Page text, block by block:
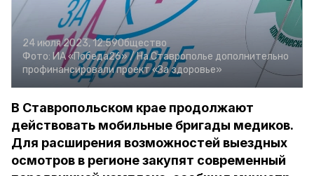
24 июля 2023, 12:59Общество
Фото: ИА «Победа26» /На Ставрополье дополнительно
профинансировали проект «За здоровье»
В Ставропольском крае продолжают
действовать мобильные бригады медиков.
Для расширения возможностей выездных
осмотров в регионе закупят современный